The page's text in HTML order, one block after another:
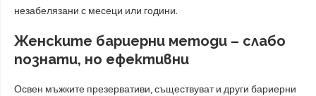
незабелязани с месеци или години.
Женските бариерни методи – слабо
познати, но ефективни
Освен мъжките презервативи, съществуват и други бариерни